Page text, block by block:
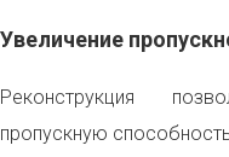
Увеличение
Реконструкция
пропускную